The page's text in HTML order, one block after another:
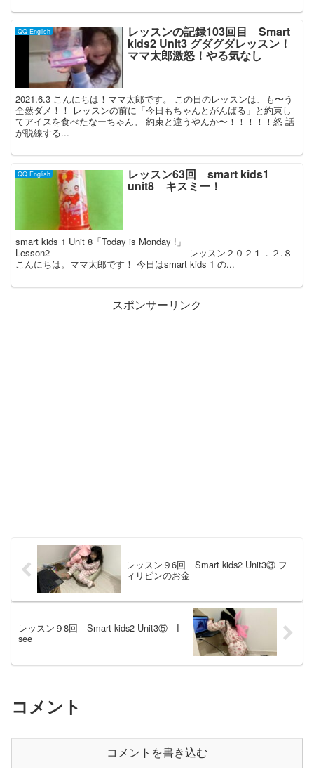
QQ English レッスンの記録103回目 Smart
kids2 Unit3 グダグダレッスン！
ママ太郎激怒！やる気なし
2021.6.3 こんにちは！ママ太郎です。 この日のレッスンは、も〜う
全然ダメ！！ レッスンの前に「今日もちゃんとがんばる」と約束し
てアイスを食べたなーちゃん。 約束と違うやんか〜！！！！！怒 話
が脱線する...
QQ English レッスン63回 smart kids1
unit8 キスミー！
smart kids 1 Unit 8「Today is Monday !」
Lesson2 レッスン２０２１．２.８
こんにちは。ママ太郎です！ 今日はsmart kids 1 の...
スポンサーリンク
レッスン９6回 Smart kids2 Unit3③ フ
ィリピンのお金
レッスン９8回 Smart kids2 Unit3⑤ I
see
コメント
コメントを書き込む